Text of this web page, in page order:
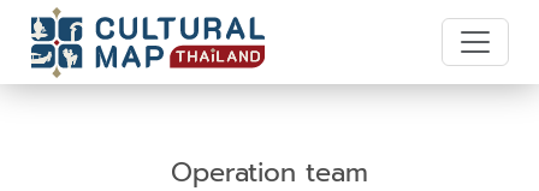
Operation team